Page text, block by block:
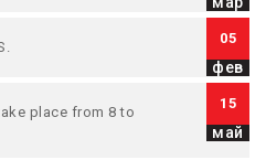
05
фев
place from 8 to
15
май